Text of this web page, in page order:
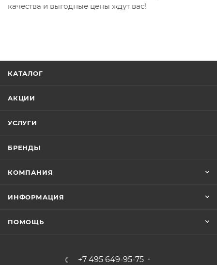
качества и выгодные цены ждут вас!
КАТАЛОГ
АКЦИИ
УСЛУГИ
БРЕНДЫ
КОМПАНИЯ
ИНФОРМАЦИЯ
ПОМОЩЬ
+7 495 649-95-75